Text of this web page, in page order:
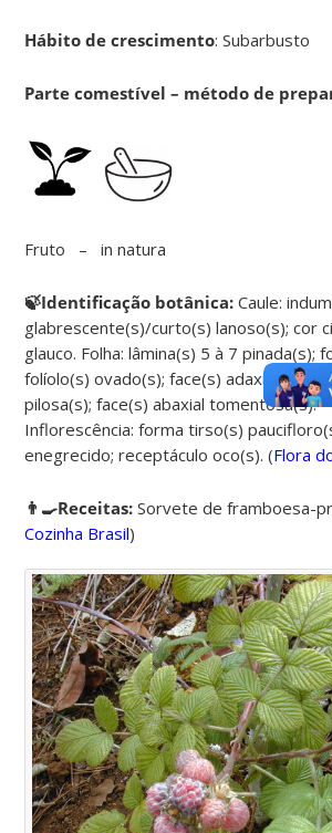
Hábito de crescimento: Subarbusto
Parte comestível – método de
Fruto – in natura
🍃Identificação botânica:Caule:
glabrescente(s)/curto(s) lanoso(s); cor
glauco. Folha: lâmina(s) 5 à 7 pinada(s);
folíolo(s) ovado(s); face(s) adaxial
pilosa(s); face(s) abaxial tomentosa(s).
Inflorescência: forma tirso(s)
enegrecido; receptáculo oco(s). (Flora
👨‍🍳Receitas:Sorvete de framboesa-
Cozinha Brasil)